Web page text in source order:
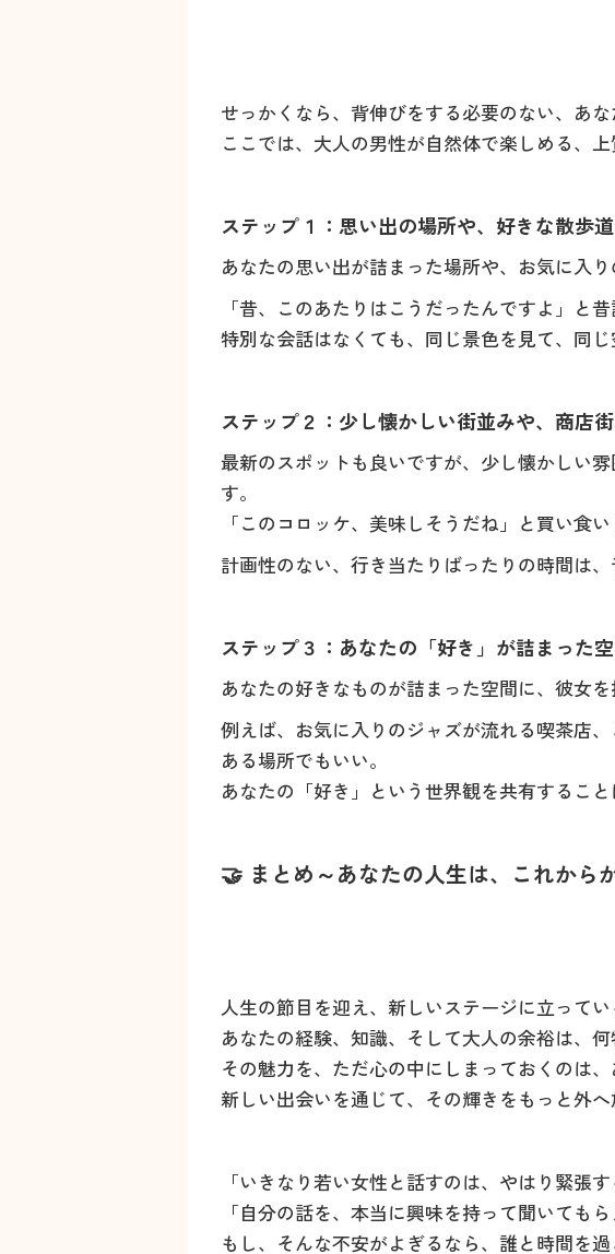
せっかくなら、背伸びをする必要のない、あ
ここでは、大人の男性が自然体で楽しめる、
ステップ１：思い出の場所や、好きな散歩
あなたの思い出が詰まった場所や、お気に入
「昔、このあたりはこうだったんですよ」と
特別な会話はなくても、同じ景色を見て、同
ステップ２：少し懐かしい街並みや、商店
最新のスポットも良いですが、少し懐かしい
す。
「このコロッケ、美味しそうだね」と買い食
計画性のない、行き当たりばったりの時間は
ステップ３：あなたの「好き」が詰まった
あなたの好きなものが詰まった空間に、彼女
例えば、お気に入りのジャズが流れる喫茶店
ある場所でもいい。
あなたの「好き」という世界観を共有するこ
🤝 まとめ～あなたの人生は、これから
人生の節目を迎え、新しいステージに立ってい
あなたの経験、知識、そして大人の余裕は、
その魅力を、ただ心の中にしまっておくのは、
新しい出会いを通じて、その輝きをもっと外
「いきなり若い女性と話すのは、やはり緊張す
「自分の話を、本当に興味を持って聞いてもら
もし、そんな不安がよぎるなら、誰と時間を